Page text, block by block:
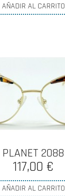
AÑADIR AL CARRITO
PLANET 2088
117,00 €
AÑADIR AL CARRITO